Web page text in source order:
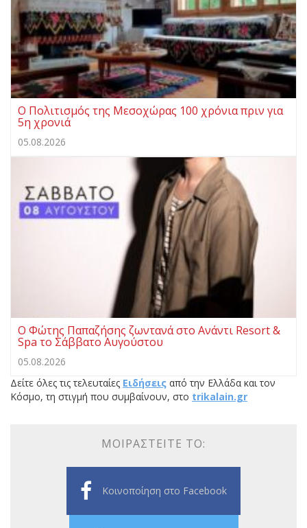
Ο Πολιτισμός της Μεσοχώρας 100 χρόνια πριν για
5η χρονιά
05.08.2026
Ο Φώτης Παπαζήσης ζωντανά στο Ανάντι Resort &
Spa το Σάββατο Αυγούστου
05.08.2026
Δείτε όλες τις τελευταίες Ειδήσεις από την Ελλάδα και τον
Κόσμο, τη στιγμή που συμβαίνουν, στο trikalain.gr
ΜΟΙΡΑΣΤΕΊΤΕ ΤΟ:
Κοινοποίηση στο Facebook